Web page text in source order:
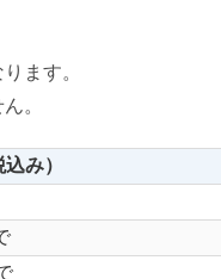
ます。
。
み）